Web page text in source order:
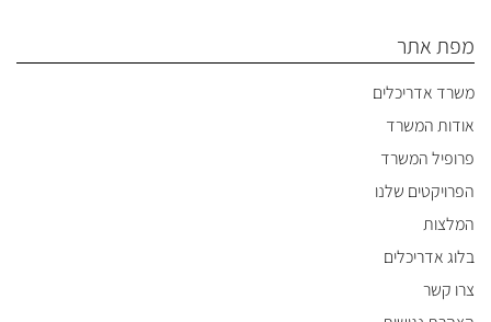
מפת אתר
משרד אדריכלים
אודות המשרד
פרופיל המשרד
הפרויקטים שלנו
המלצות
בלוג אדריכלים
צרו קשר